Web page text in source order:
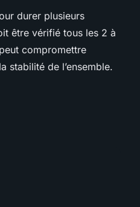
durer plusieurs
être vérifié tous les 2 à
compromettre
stabilité de l’ensemble.